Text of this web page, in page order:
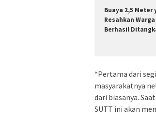
Buaya 2,5 Meter
Resahkan
Berhasil
“Pertama dari
masyarakatnya
dari biasanya.
SUTT ini akan